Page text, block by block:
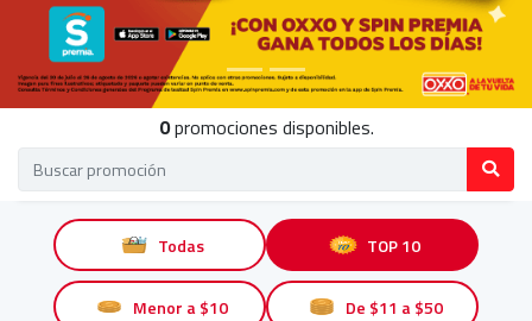
0promociones disponibles.
Todas TOP 10
Menor a $10 De $11 a $50